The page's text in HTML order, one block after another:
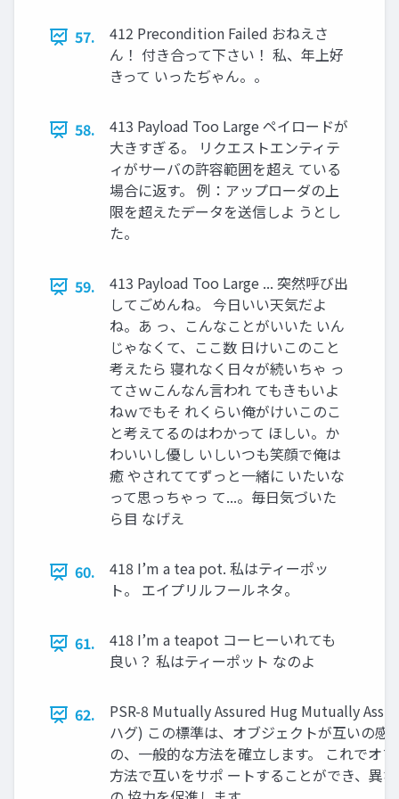
57.
412 Precondition Failed おねえさ
ん！ 付き合って下さい！ 私、年上好
きって いったぢゃん。。
58.
413 Payload Too Large ペイロードが
大きすぎる。 リクエストエンティテ
ィがサーバの許容範囲を超え ている
場合に返す。 例：アップローダの上
限を超えたデータを送信しよ うとし
た。
59.
413 Payload Too Large ... 突然呼び出
してごめんね。 今日いい天気だよ
ね。あ っ、こんなことがいいた いん
じゃなくて、ここ数 日けいこのこと
考えたら 寝れなく日々が続いちゃ っ
てさｗこんなん言われ てもきもいよ
ねｗでもそ れくらい俺がけいこのこ
と考えてるのはわかって ほしい。か
わいいし優し いしいつも笑顔で俺は
癒 やされててずっと一緒に いたいな
って思っちゃっ て...。毎日気づいた
ら目 なげえ
60.
418 I’m a tea pot. 私はティーポッ
ト。 エイプリルフールネタ。
61.
418 I’m a teapot コーヒーいれても
良い？ 私はティーポット なのよ
62.
PSR-8 Mutually Assured Hug Mutually
ハグ) この標準は、オブジェクトが互いの感
の、一般的な方法を確立します。 これでオ
方法で互いをサポ ートすることができ、異